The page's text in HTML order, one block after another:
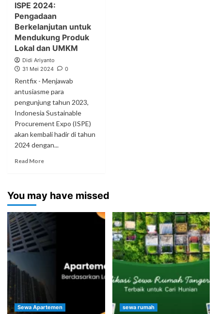
ISPE 2024:
Pengadaan
Berkelanjutan untuk
Mendukung Produk
Lokal dan UMKM
Didi Ariyanto
31 Mei 2024
0
Rentfix - Menjawab
antusiasme para
pengunjung tahun 2023,
Indonesia Sustainable
Procurement Expo (ISPE)
akan kembali hadir di tahun
2024 dengan...
Read More
You may have missed
Sewa Apartemen sewa rumah